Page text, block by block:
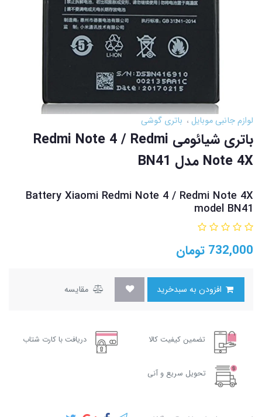
لوازم جانبی موبایل باتری گوشی
باتری شیائومی Redmi Note 4 / Redmi
Note 4X مدل BN41
Battery Xiaomi Redmi Note 4 / Redmi Note 4X
model BN41
732,000 تومان
مقایسه
تضمین کیفیت کالا دریافت با کارت شتاب
تحویل سریع و آنی